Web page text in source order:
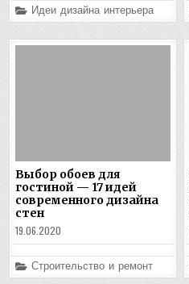
Posted
in
Идеи дизайна интерьера
Выбор обоев для
гостиной — 17 идей
современного дизайна
стен
19.06.2020
Posted
in
Строительство и ремонт